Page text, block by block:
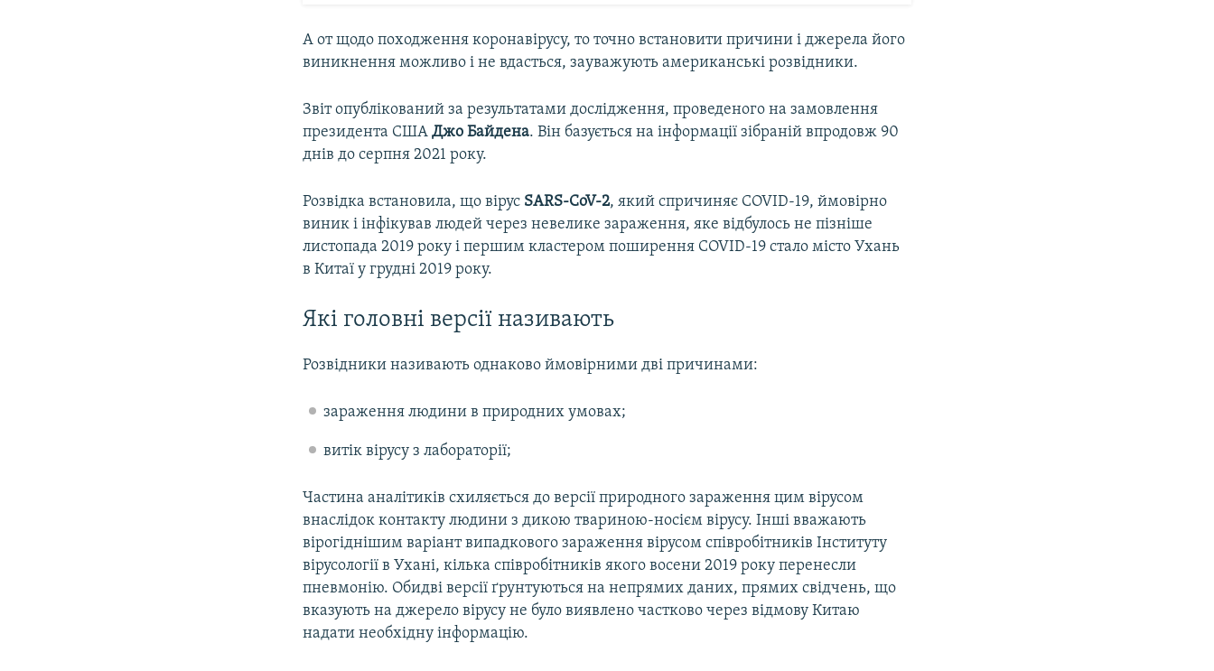
А от щодо походження коронавірусу, то точно встановити причини і джерела його
виникнення можливо і не вдасться, зауважують американські розвідники.
Звіт опублікований за результатами дослідження, проведеного на замовлення
президента СШАДжо Байдена. Він базується на інформації зібраній впродовж 90
днів до серпня 2021 року.
Розвідка встановила, що вірус SARS-CoV-2, який спричиняє COVID-19, ймовірно
виник і інфікував людей через невелике зараження, яке відбулось не пізніше
листопада 2019 року і першим кластером поширення COVID-19 стало місто Ухань
в Китаї у грудні 2019 року.
Які головні версії називають
Розвідники називають однаково ймовірними дві причинами:
зараження людини в природних умовах;
витік вірусу з лабораторії;
Частина аналітиків схиляється до версії природного зараження цим вірусом
внаслідок контакту людини з дикою твариною-носієм вірусу. Інші вважають
вірогіднішим варіант випадкового зараження вірусом співробітників Інституту
вірусології в Ухані, кілька співробітників якого восени 2019 року перенесли
пневмонію. Обидві версії ґрунтуються на непрямих даних, прямих свідчень, що
вказують на джерело вірусу не було виявлено частково через відмову Китаю
надати необхідну інформацію.